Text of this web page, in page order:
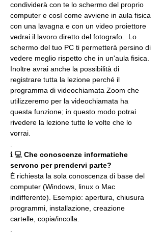
condividerà con te lo schermo del proprio
computer e così come avviene in aula fisica
con una lavagna e con un video proiettore
vedrai il lavoro diretto del fotografo.  Lo
schermo del tuo PC ti permetterà persino di
vedere meglio rispetto che in un'aula fisica.
Inoltre avrai anche la possibilità di
registrare tutta la lezione perché il
programma di videochiamata Zoom che
utilizzeremo per la videochiamata ha
questa funzione; in questo modo potrai
rivedere la lezione tutte le volte che lo
vorrai.
ℹ 💻 Che conoscenze informatiche
servono per prendervi parte?
È richiesta la sola conoscenza di base del
computer (Windows, linux o Mac
indifferente). Esempio: apertura, chiusura
programmi, installazione, creazione
cartelle, copia/incolla.